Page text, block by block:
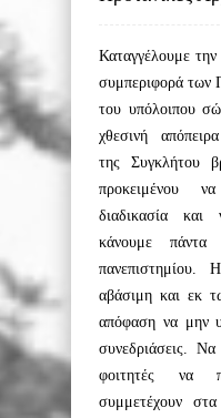
Καταγγέλουμε
συμπεριφορά των
του υπόλοιπου
χθεσινή
της Συγκλήτου
προκειμένου
διαδικασία και
κάνουμε
αβάσιμη και εκ
απόφαση να μην
συνεδριάσεις.
φοιτητές να
συμμετέχουν